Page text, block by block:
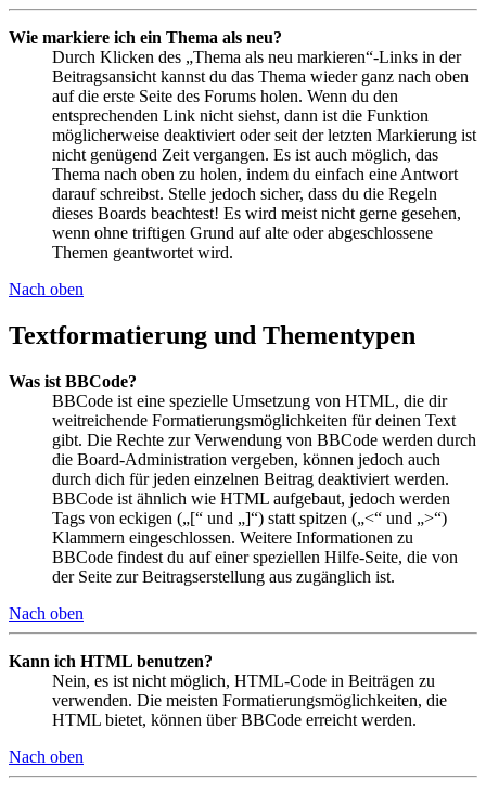
Wie markiere ich ein Thema als neu?
Durch Klicken des „Thema als neu markieren“-Links in der
Beitragsansicht kannst du das Thema wieder ganz nach oben
auf die erste Seite des Forums holen. Wenn du den
entsprechenden Link nicht siehst, dann ist die Funktion
möglicherweise deaktiviert oder seit der letzten Markierung ist
nicht genügend Zeit vergangen. Es ist auch möglich, das
Thema nach oben zu holen, indem du einfach eine Antwort
darauf schreibst. Stelle jedoch sicher, dass du die Regeln
dieses Boards beachtest! Es wird meist nicht gerne gesehen,
wenn ohne triftigen Grund auf alte oder abgeschlossene
Themen geantwortet wird.
Nach oben
Textformatierung und Thementypen
Was ist BBCode?
BBCode ist eine spezielle Umsetzung von HTML, die dir
weitreichende Formatierungsmöglichkeiten für deinen Text
gibt. Die Rechte zur Verwendung von BBCode werden durch
die Board-Administration vergeben, können jedoch auch
durch dich für jeden einzelnen Beitrag deaktiviert werden.
BBCode ist ähnlich wie HTML aufgebaut, jedoch werden
Tags von eckigen („[“ und „]“) statt spitzen („<“ und „>“)
Klammern eingeschlossen. Weitere Informationen zu
BBCode findest du auf einer speziellen Hilfe-Seite, die von
der Seite zur Beitragserstellung aus zugänglich ist.
Nach oben
Kann ich HTML benutzen?
Nein, es ist nicht möglich, HTML-Code in Beiträgen zu
verwenden. Die meisten Formatierungsmöglichkeiten, die
HTML bietet, können über BBCode erreicht werden.
Nach oben